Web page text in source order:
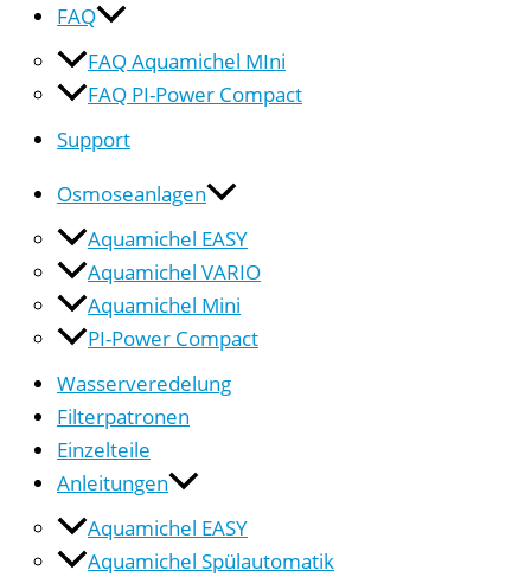
FAQ
FAQ Aquamichel MIni
FAQ PI-Power Compact
Support
Osmoseanlagen
Aquamichel EASY
Aquamichel VARIO
Aquamichel Mini
PI-Power Compact
Wasserveredelung
Filterpatronen
Einzelteile
Anleitungen
Aquamichel EASY
Aquamichel Spülautomatik